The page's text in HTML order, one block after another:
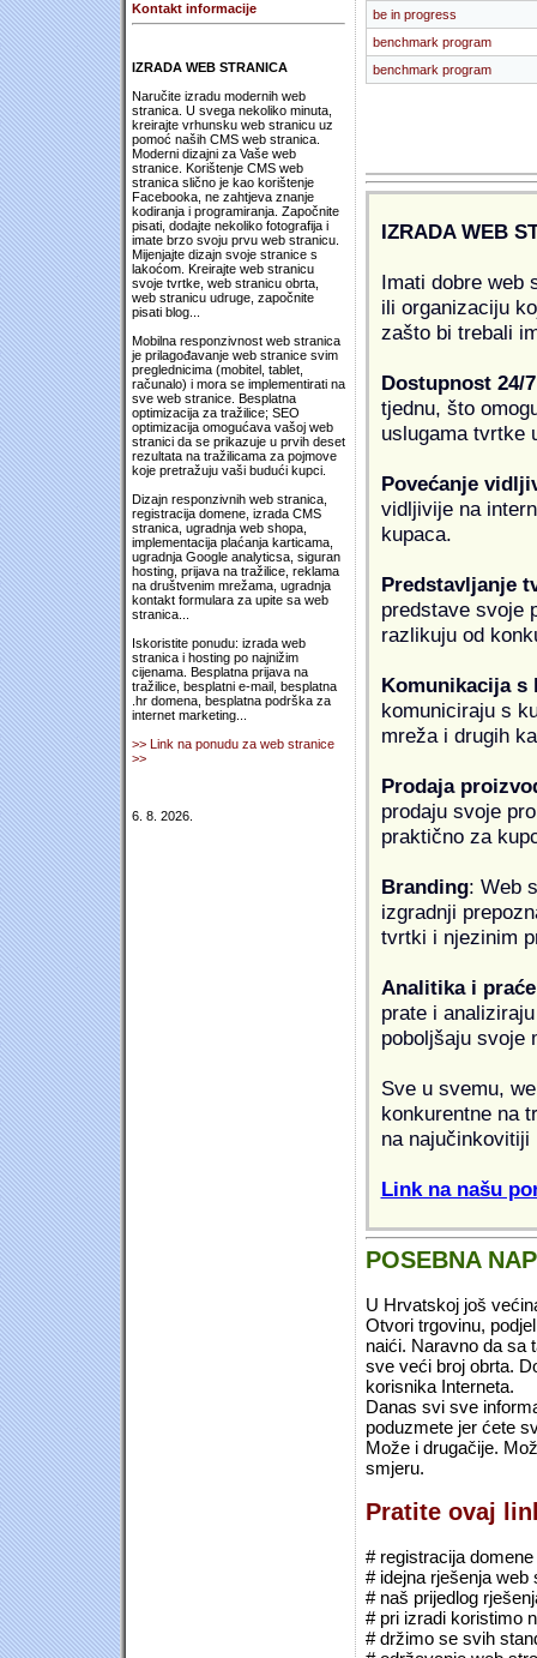
Kontakt informacije
IZRADA WEB STRANICA
Naručite izradu modernih web
stranica. U svega nekoliko minuta,
kreirajte vrhunsku web stranicu uz
pomoć naših CMS web stranica.
Moderni dizajni za Vaše web
stranice. Korištenje CMS web
stranica slično je kao korištenje
Facebooka, ne zahtjeva znanje
kodiranja i programiranja. Započnite
pisati, dodajte nekoliko fotografija i
imate brzo svoju prvu web stranicu.
Mijenjajte dizajn svoje stranice s
lakoćom. Kreirajte web stranicu
svoje tvrtke, web stranicu obrta,
web stranicu udruge, započnite
pisati blog...
Mobilna responzivnost web stranica
je prilagođavanje web stranice svim
preglednicima (mobitel, tablet,
računalo) i mora se implementirati na
sve web stranice. Besplatna
optimizacija za tražilice; SEO
optimizacija omogućava vašoj web
stranici da se prikazuje u prvih deset
rezultata na tražilicama za pojmove
koje pretražuju vaši budući kupci.
Dizajn responzivnih web stranica,
registracija domene, izrada CMS
stranica, ugradnja web shopa,
implementacija plaćanja karticama,
ugradnja Google analyticsa, siguran
hosting, prijava na tražilice, reklama
na društvenim mrežama, ugradnja
kontakt formulara za upite sa web
stranica...
Iskoristite ponudu: izrada web
stranica i hosting po najnižim
cijenama. Besplatna prijava na
tražilice, besplatni e-mail, besplatna
.hr domena, besplatna podrška za
internet marketing...
>> Link na ponudu za web stranice
>>
6. 8. 2026.
be in progress
benchmark program
benchmark program
IZRADA WEB
Imati dobre web
ili organizaciju
zašto bi trebali
Dostupnost 24/7
tjednu, što
uslugama tvrtke
Povećanje
vidljivije na
kupaca.
Predstavljanje
predstave svoje
razlikuju od
Komunikacija s
komuniciraju s
mreža i drugih
Prodaja
prodaju svoje
praktično za
Branding: Web
izgradnji
tvrtki i njezinim
Analitika i
prate i
poboljšaju svoje
Sve u svemu,
konkurentne na
na najučinkovitiji
Link na našu
POSEBNA
U Hrvatskoj još
Otvori trgovinu,
naići. Naravno da sa
sve veći broj obrta.
korisnika Interneta.
Danas svi sve
poduzmete jer ćete
Može i drugačije.
smjeru.
Pratite ovaj
# registracija
# idejna rješenja web
# naš prijedlog
# pri izradi koristimo
# držimo se svih